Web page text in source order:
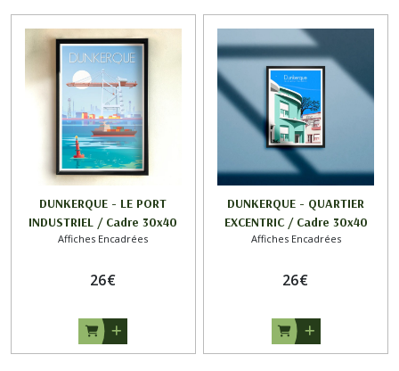
DUNKERQUE - LE PORT
INDUSTRIEL / Cadre 30x40
Affiches Encadrées
26€
DUNKERQUE - QUARTIER
EXCENTRIC / Cadre 30x40
Affiches Encadrées
26€